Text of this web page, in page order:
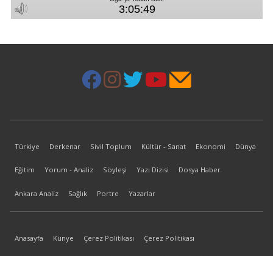
Türkiye Derkenar Sivil Toplum Kültür - Sanat Ekonomi Dünya
Eğitim Yorum - Analiz Söyleşi Yazı Dizisi Dosya Haber
Ankara Analiz Sağlık Portre Yazarlar
Anasayfa Künye Çerez Politikası Çerez Politikası